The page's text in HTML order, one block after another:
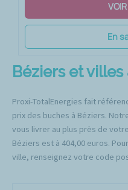
En
Béziers et
Proxi-TotalEnergies fait
prix des buches à Béziers.
vous livrer au plus près de
Béziers est à 404,00 euros.
ville, renseignez votre code